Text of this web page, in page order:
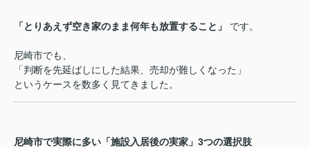
「とりあえず空き家のまま何年も放置すること」 です。
尼崎市でも、
「判断を先延ばしにした結果、売却が難しくなった」
というケースを数多く見てきました。
尼崎市で実際に多い「施設入居後の実家」3つの選択肢